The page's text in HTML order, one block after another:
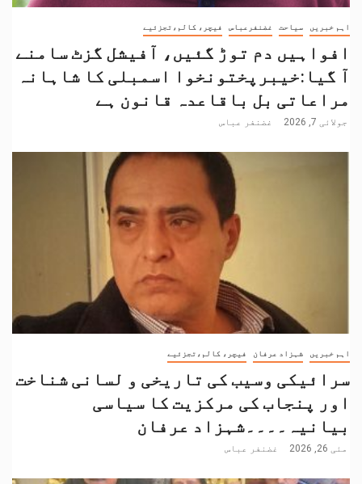
اہم خبریں سیاحت غضنفرعباس فیچر، کالم،تجزئیے
افواہیں دم توڑ گئیں، آفیشل گزٹ سامنے
آ گیا:خیبرپختونخوا اسمبلی کا شاہانہ
مراعاتی بل باقاعدہ قانون ہے
جولائی 7, 2026 غضنفر عباس
اہم خبریں شہزاد عرفان فیچر، کالم،تجزئیے
سرائیکی وسیب کی تاریخی و لسانی شناخت
اور پنجاب کی مرکزیت کا سیاسی
بیانیہ۔۔۔۔شہزاد عرفان
مئی 26, 2026 غضنفر عباس